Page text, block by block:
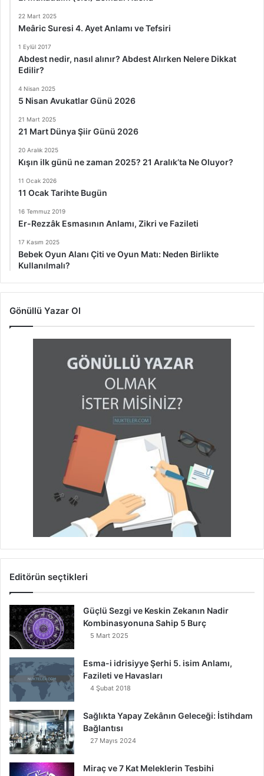
22 Mart 2025
Meâric Suresi 4. Ayet Anlamı ve Tefsiri
1 Eylül 2017
Abdest nedir, nasıl alınır? Abdest Alırken Nelere Dikkat
Edilir?
4 Nisan 2025
5 Nisan Avukatlar Günü 2026
21 Mart 2025
21 Mart Dünya Şiir Günü 2026
20 Aralık 2025
Kışın ilk günü ne zaman 2025? 21 Aralık’ta Ne Oluyor?
11 Ocak 2026
11 Ocak Tarihte Bugün
16 Temmuz 2019
Er-Rezzâk Esmasının Anlamı, Zikri ve Fazileti
17 Kasım 2025
Bebek Oyun Alanı Çiti ve Oyun Matı: Neden Birlikte
Kullanılmalı?
Gönüllü Yazar Ol
Editörün seçtikleri
Güçlü Sezgi ve Keskin Zekanın Nadir
Kombinasyonuna Sahip 5 Burç
5 Mart 2025
Esma-i idrisiyye Şerhi 5. isim Anlamı,
Fazileti ve Havasları
4 Şubat 2018
Sağlıkta Yapay Zekânın Geleceği: İstihdam
Bağlantısı
27 Mayıs 2024
Miraç ve 7 Kat Meleklerin Tesbihi